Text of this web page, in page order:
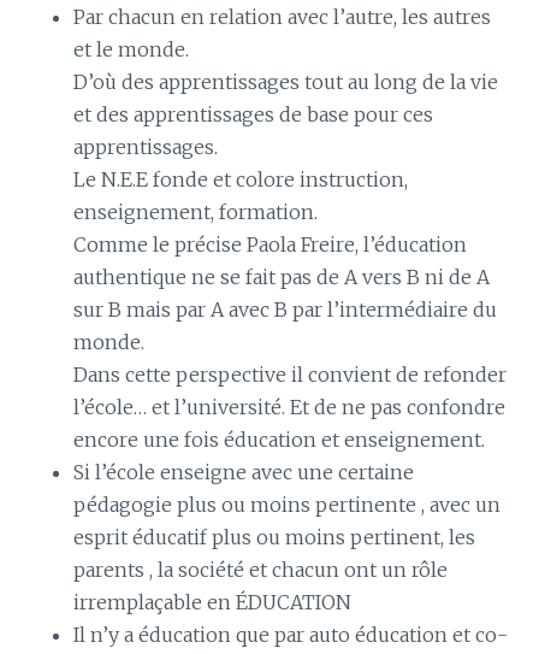
Par chacun en relation avec l’autre, les autres
et le monde.
D’où des apprentissages tout au long de la vie
et des apprentissages de base pour ces
apprentissages.
Le N.E.E fonde et colore instruction,
enseignement, formation.
Comme le précise Paola Freire, l’éducation
authentique ne se fait pas de A vers B ni de A
sur B mais par A avec B par l’intermédiaire du
monde.
Dans cette perspective il convient de refonder
l’école… et l’université. Et de ne pas confondre
encore une fois éducation et enseignement.
Si l’école enseigne avec une certaine
pédagogie plus ou moins pertinente , avec un
esprit éducatif plus ou moins pertinent, les
parents , la société et chacun ont un rôle
irremplaçable en ÉDUCATION
Il n’y a éducation que par auto éducation et co-